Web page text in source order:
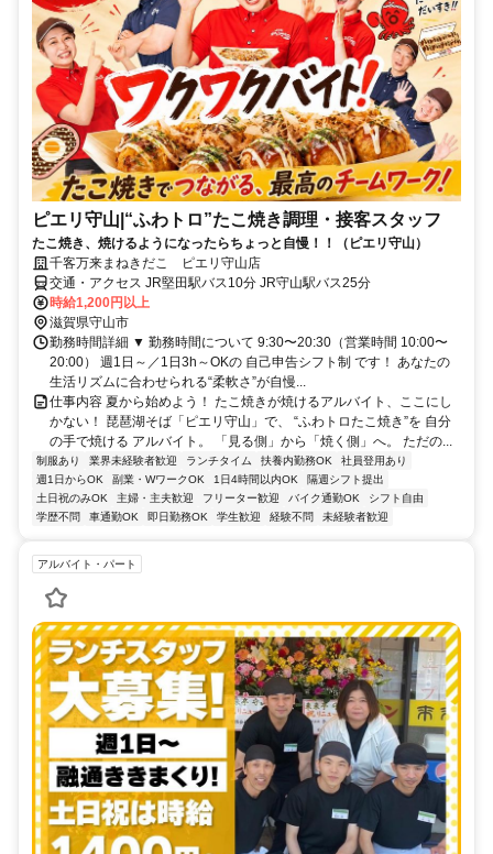
ピエリ守山|“ふわトロ”たこ焼き調理・接客スタッフ
たこ焼き、焼けるようになったらちょっと自慢！！（ピエリ守山）
千客万来まねきだこ ピエリ守山店
交通・アクセス JR堅田駅バス10分 JR守山駅バス25分
時給1,200円以上
滋賀県守山市
勤務時間詳細 ▼ 勤務時間について 9:30〜20:30（営業時間 10:00〜
20:00） 週1日～／1日3h～OKの 自己申告シフト制 です！ あなたの
生活リズムに合わせられる“柔軟さ”が自慢...
仕事内容 夏から始めよう！ たこ焼きが焼けるアルバイト、ここにし
かない！ 琵琶湖そば「ピエリ守山」で、 “ふわトロたこ焼き”を 自分
の手で焼ける アルバイト。 「見る側」から「焼く側」へ。 ただの...
制服あり 業界未経験者歓迎 ランチタイム 扶養内勤務OK
社員登用あり
週1日からOK
副業・WワークOK 1日4時間以内OK
隔週シフト提出
土日祝のみOK
主婦・主夫歓迎 フリーター歓迎 バイク通勤OK
シフト自由
学歴不問
車通勤OK 即日勤務OK 学生歓迎 経験不問 未経験者歓迎
アルバイト・パート